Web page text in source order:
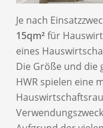
Je nach
15qm²für
eines
Die Größe und die
HWR spielen eine